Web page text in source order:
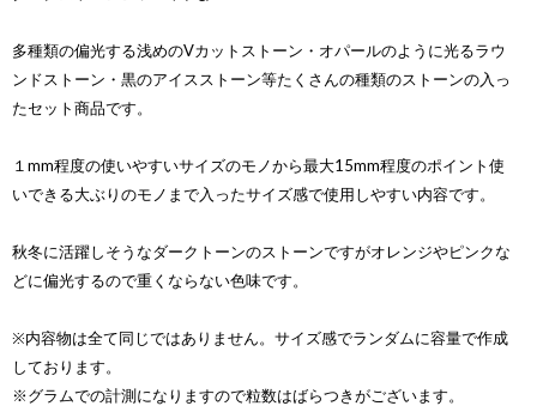
多種類の偏光する浅めのVカットストーン・オパールのように光るラウ
ンドストーン・黒のアイスストーン等たくさんの種類のストーンの入っ
たセット商品です。
１mm程度の使いやすいサイズのモノから最大15mm程度のポイント使
いできる大ぶりのモノまで入ったサイズ感で使用しやすい内容です。
秋冬に活躍しそうなダークトーンのストーンですがオレンジやピンクな
どに偏光するので重くならない色味です。
※内容物は全て同じではありません。サイズ感でランダムに容量で作成
しております。
※グラムでの計測になりますので粒数はばらつきがございます。